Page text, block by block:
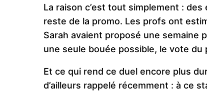
La raison c’est tout simplement :
reste de la promo. Les profs ont
Sarah avaient proposé une semaine
une seule bouée possible, le vote du
Et ce qui rend ce duel encore plus
d’ailleurs rappelé récemment : à ce